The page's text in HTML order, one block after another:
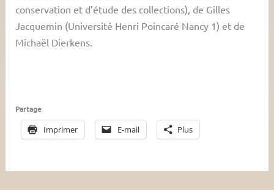
conservation et d’étude des collections), de Gilles
Jacquemin (Université Henri Poincaré Nancy 1) et de
Michaël Dierkens.
Partage
Imprimer E-mail Plus